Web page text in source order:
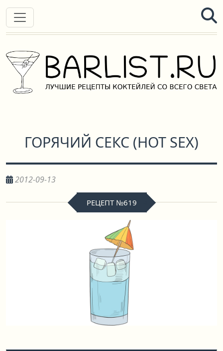
ГОРЯЧИЙ СЕКС (HOT SEX)
2012-09-13
РЕЦЕПТ №619